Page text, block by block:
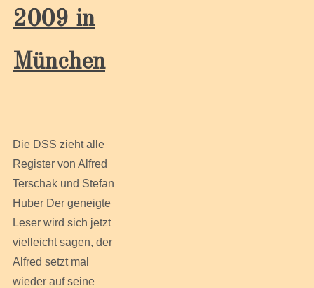
2009 in
München
Die DSS zieht alle
Register von Alfred
Terschak und Stefan
Huber Der geneigte
Leser wird sich jetzt
vielleicht sagen, der
Alfred setzt mal
wieder auf seine